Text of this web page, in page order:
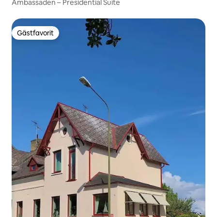
Ambassaden – Presidential Suite
Gästfavorit
Gästfavorit